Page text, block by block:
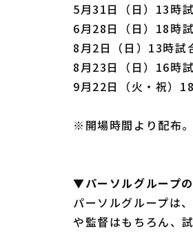
5月31日（日）13時
6月28日（日）18時
8月2日（日）13時試
8月23日（日）16時
9月22日（火・祝）
※開場時間より配布
▼パーソルグループ
パーソルグループは
や監督はもちろん、